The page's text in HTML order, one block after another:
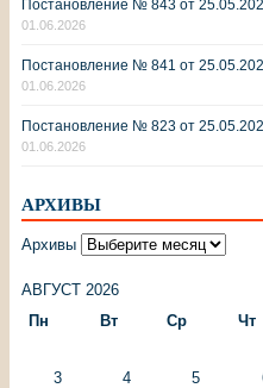
Постановление № 843 от
01.06.2026
Постановление № 841 от
01.06.2026
Постановление № 823 от
01.06.2026
АРХИВЫ
Архивы
АВГУСТ 2026
Пн
Вт Ср Чт
3
4 5